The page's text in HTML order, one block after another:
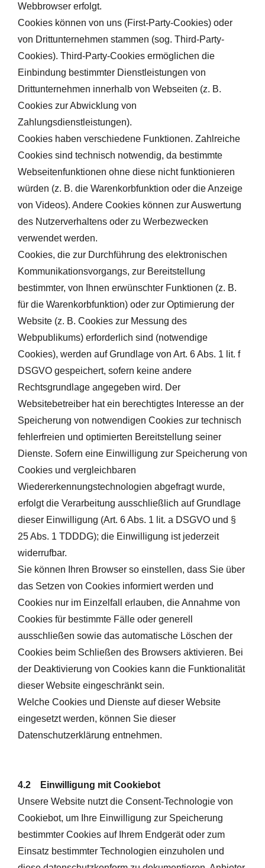
Webbrowser erfolgt.
Cookies können von uns (First-Party-Cookies) oder
von Drittunternehmen stammen (sog. Third-Party-
Cookies). Third-Party-Cookies ermöglichen die
Einbindung bestimmter Dienstleistungen von
Drittunternehmen innerhalb von Webseiten (z. B.
Cookies zur Abwicklung von
Zahlungsdienstleistungen).
Cookies haben verschiedene Funktionen. Zahlreiche
Cookies sind technisch notwendig, da bestimmte
Webseitenfunktionen ohne diese nicht funktionieren
würden (z. B. die Warenkorbfunktion oder die Anzeige
von Videos). Andere Cookies können zur Auswertung
des Nutzerverhaltens oder zu Werbezwecken
verwendet werden.
Cookies, die zur Durchführung des elektronischen
Kommunikationsvorgangs, zur Bereitstellung
bestimmter, von Ihnen erwünschter Funktionen (z. B.
für die Warenkorbfunktion) oder zur Optimierung der
Website (z. B. Cookies zur Messung des
Webpublikums) erforderlich sind (notwendige
Cookies), werden auf Grundlage von Art. 6 Abs. 1 lit. f
DSGVO gespeichert, sofern keine andere
Rechtsgrundlage angegeben wird. Der
Websitebetreiber hat ein berechtigtes Interesse an der
Speicherung von notwendigen Cookies zur technisch
fehlerfreien und optimierten Bereitstellung seiner
Dienste. Sofern eine Einwilligung zur Speicherung von
Cookies und vergleichbaren
Wiedererkennungstechnologien abgefragt wurde,
erfolgt die Verarbeitung ausschließlich auf Grundlage
dieser Einwilligung (Art. 6 Abs. 1 lit. a DSGVO und §
25 Abs. 1 TDDDG); die Einwilligung ist jederzeit
widerrufbar.
Sie können Ihren Browser so einstellen, dass Sie über
das Setzen von Cookies informiert werden und
Cookies nur im Einzelfall erlauben, die Annahme von
Cookies für bestimmte Fälle oder generell
ausschließen sowie das automatische Löschen der
Cookies beim Schließen des Browsers aktivieren. Bei
der Deaktivierung von Cookies kann die Funktionalität
dieser Website eingeschränkt sein.
Welche Cookies und Dienste auf dieser Website
eingesetzt werden, können Sie dieser
Datenschutzerklärung entnehmen.
4.2 Einwilligung mit Cookiebot
Unsere Website nutzt die Consent-Technologie von
Cookiebot, um Ihre Einwilligung zur Speicherung
bestimmter Cookies auf Ihrem Endgerät oder zum
Einsatz bestimmter Technologien einzuholen und